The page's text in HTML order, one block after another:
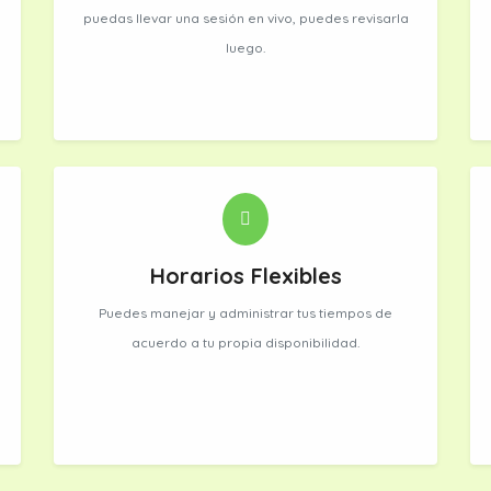
puedas llevar una sesión en vivo, puedes revisarla
luego.
Horarios Flexibles
Puedes manejar y administrar tus tiempos de
acuerdo a tu propia disponibilidad.